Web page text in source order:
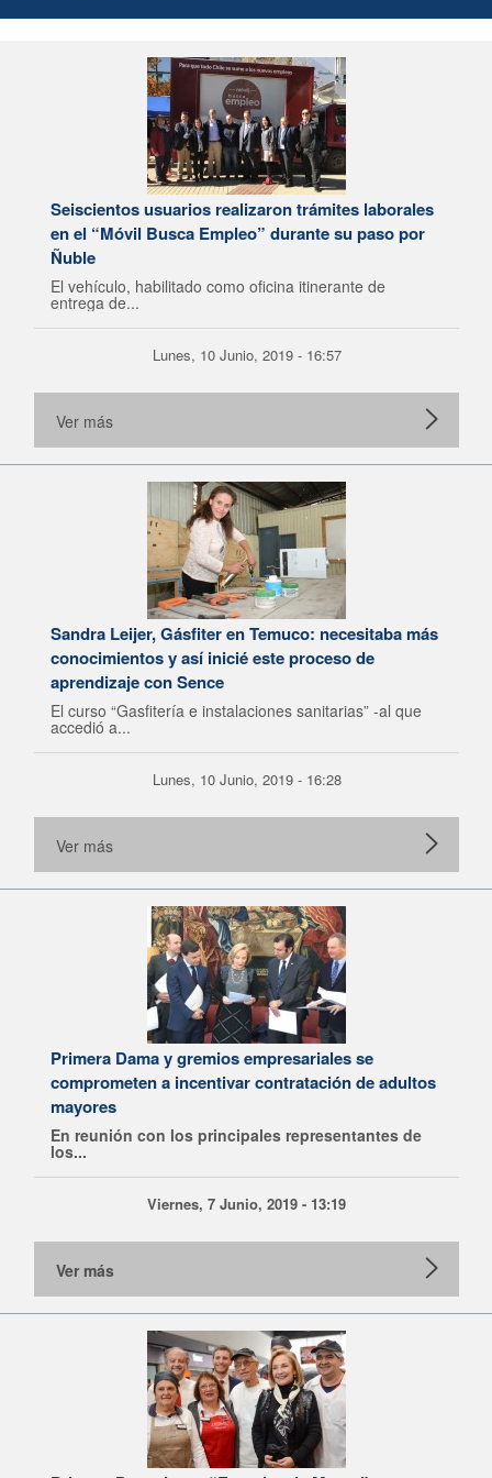
Seiscientos usuarios realizaron trámites laborales
en el “Móvil Busca Empleo” durante su paso por
Ñuble
El vehículo, habilitado como oficina itinerante de
entrega de...
Lunes, 10 Junio, 2019 - 16:57
Ver más
Sandra Leijer, Gásfiter en Temuco: necesitaba más
conocimientos y así inicié este proceso de
aprendizaje con Sence
El curso “Gasfitería e instalaciones sanitarias” -al que
accedió a...
Lunes, 10 Junio, 2019 - 16:28
Ver más
Primera Dama y gremios empresariales se
comprometen a incentivar contratación de adultos
mayores
En reunión con los principales representantes de
los...
Viernes, 7 Junio, 2019 - 13:19
Ver más